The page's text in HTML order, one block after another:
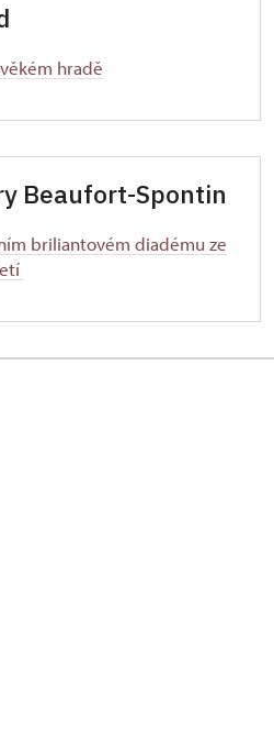
hradě
Beaufort-Spontin
briliantovém diadému ze